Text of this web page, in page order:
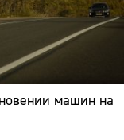
машин на